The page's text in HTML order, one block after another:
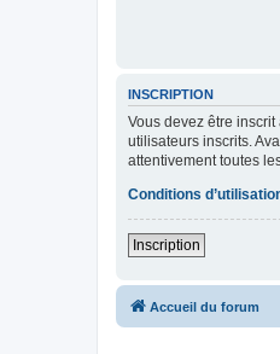
INSCRIPTION
Vous devez être
utilisateurs inscrits.
attentivement toutes
Conditions
Inscription
Accueil du forum